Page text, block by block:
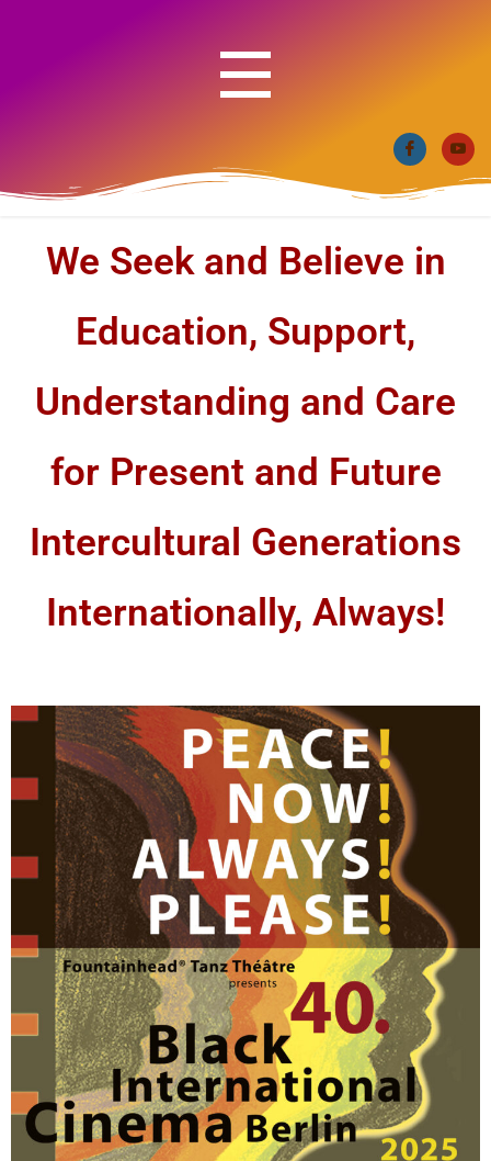
We Seek and Believe in
Education, Support,
Understanding and Care
for Present and Future
Intercultural Generations
Internationally, Always!